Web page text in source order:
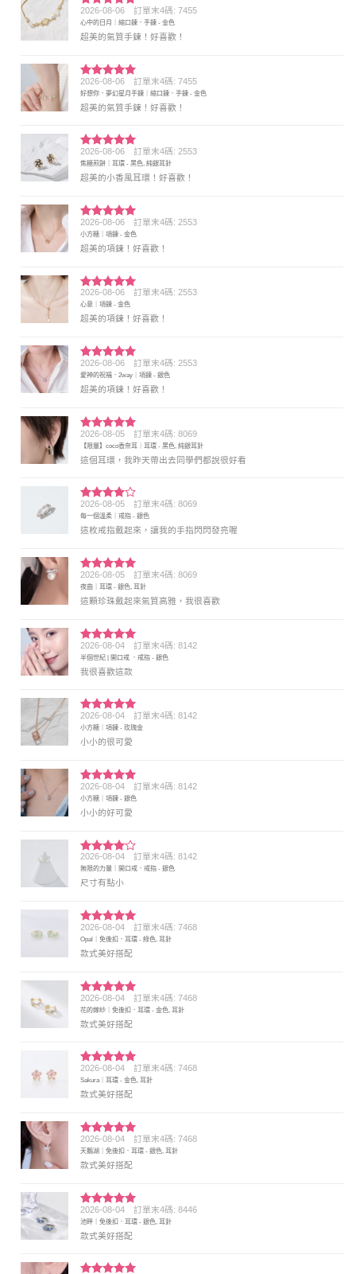
評分5 滿
分 5
2026-08-06 訂單末4碼: 7455
心中的日月｜縮口鍊．手鍊 - 金色
超美的氣質手鍊！好喜歡！
評分5滿
分 5
2026-08-06 訂單末4碼: 7455
好想你．夢幻星月手鍊｜縮口鍊．手鍊 - 金色
超美的氣質手鍊！好喜歡！
評分5 滿
分 5
2026-08-06 訂單末4碼: 2553
焦糖煎餅｜耳環 - 黑色, 純銀耳針
超美的小香風耳環！好喜歡！
評分5 滿
分 5
2026-08-06 訂單末4碼: 2553
小方糖｜項鍊 - 金色
超美的項鍊！好喜歡！
評分5 滿
分 5
2026-08-06 訂單末4碼: 2553
心意｜項鍊 - 金色
超美的項鍊！好喜歡！
評分5 滿
分 5
2026-08-06 訂單末4碼: 2553
愛神的祝福．2way｜項鍊 - 銀色
超美的項鍊！好喜歡！
評分5滿
分 5
2026-08-05 訂單末4碼: 8069
【限量】coco香奈耳｜耳環 - 黑色, 純銀耳針
這個耳環，我昨天帶出去同學們都說很好看
評分4
滿分 5
2026-08-05 訂單末4碼: 8069
每一個溫柔｜戒指 - 銀色
這枚戒指戴起來，讓我的手指閃閃發亮喔
評分5 滿
分 5
2026-08-05 訂單末4碼: 8069
夜曲｜耳環 - 銀色, 耳針
這顆珍珠戴起來氣質高雅，我很喜歡
評分5滿
分 5
2026-08-04 訂單末4碼: 8142
半個世紀 | 開口戒 ．戒指 - 銀色
我很喜歡這款
評分5 滿
分 5
2026-08-04 訂單末4碼: 8142
小方糖｜項鍊 - 玫瑰金
小小的很可愛
評分5 滿
分 5
2026-08-04 訂單末4碼: 8142
小方糖｜項鍊 - 銀色
小小的好可愛
評分4
滿分 5
2026-08-04 訂單末4碼: 8142
無限的力量｜開口戒．戒指 - 銀色
尺寸有點小
評分5 滿
分 5
2026-08-04 訂單末4碼: 7468
Opal｜免後扣．耳環 - 綠色, 耳針
款式美好搭配
評分5滿
分 5
2026-08-04 訂單末4碼: 7468
花的嫁紗｜免後扣．耳環 - 金色, 耳針
款式美好搭配
評分5 滿
分 5
2026-08-04 訂單末4碼: 7468
Sakura｜耳環 - 金色, 耳針
款式美好搭配
評分5 滿
分 5
2026-08-04 訂單末4碼: 7468
天鵝湖｜免後扣．耳環 - 銀色, 耳針
款式美好搭配
評分5滿
分 5
2026-08-04 訂單末4碼: 8446
池畔｜免後扣．耳環 - 銀色, 耳針
款式美好搭配